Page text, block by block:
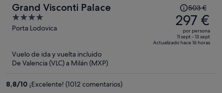
Grand Visconti Palace
4
out
Porta Lodovica
El
precio
era
de
503 €,
503 €
297 €
por persona
11 sept - 13 sept
Actualizado hace 16 horas
Vuelo de ida y vuelta incluido
De Valencia (VLC) a Milán (MXP)
8,8/10 ¡Excelente! (1012 comentarios)